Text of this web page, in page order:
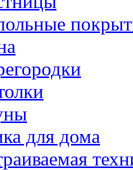
для дома